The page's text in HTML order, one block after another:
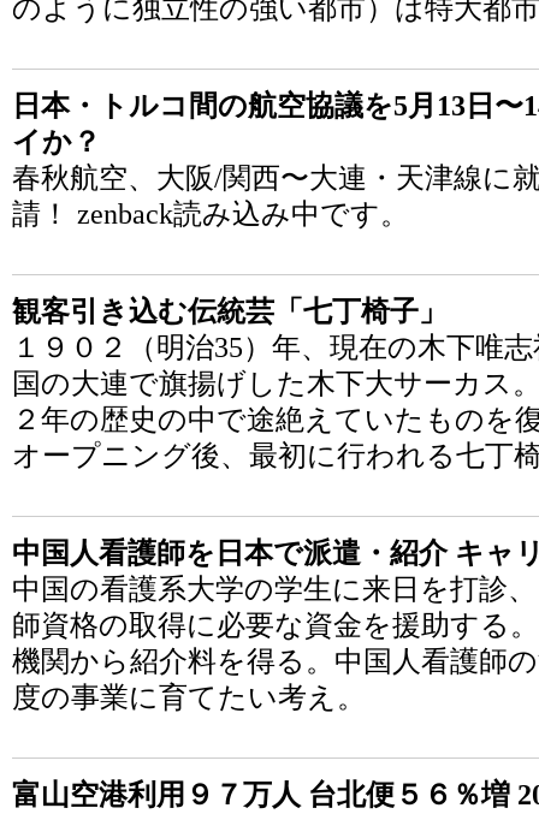
のように独立性の強い都市）は特大都
日本・トルコ間の航空協議を5月13日
イか？
春秋航空、大阪/関西〜大連・天津線に
請！ zenback読み込み中です。
観客引き込む伝統芸「七丁椅子」
１９０２（明治35）年、現在の木下唯
国の大連で旗揚げした木下大サーカス
２年の歴史の中で途絶えていたものを
オープニング後、最初に行われる七丁
中国人看護師を日本で派遣・紹介 キャ
中国の看護系大学の学生に来日を打診
師資格の取得に必要な資金を援助する
機関から紹介料を得る。中国人看護師
度の事業に育てたい考え。
富山空港利用９７万人 台北便５６％増